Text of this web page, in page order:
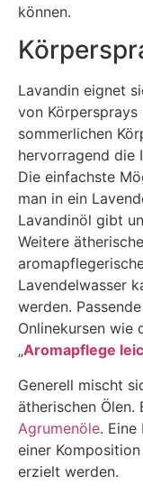
können.
Lavandin eignet
von Körpersprays
sommerlichen
hervorragend die
Die einfachste
man in ein
Lavandinöl gibt
Weitere
Lavendelwasser
werden.
Onlinekursen wie
„Aromapflege
Generell mischt
ätherischen
Agrumenöle.
einer
erzielt werden.